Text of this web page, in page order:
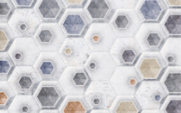
Создать свои фотообои
Акции